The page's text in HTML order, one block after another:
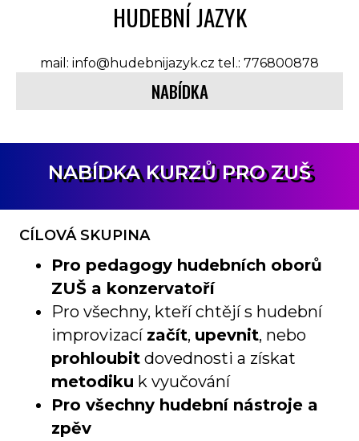
HUDEBNÍ JAZYK
mail: info@hudebnijazyk.cz tel.: 776800878
NABÍDKA
NABÍDKA KURZŮ PRO ZUŠ
CÍLOVÁ SKUPINA
Pro pedagogy hudebních oborů
ZUŠ a konzervatoří
Pro všechny, kteří chtějí s hudební
improvizací začít, upevnit, nebo
prohloubit dovednosti a získat
metodiku k vyučování
Pro všechny hudební nástroje a
zpěv